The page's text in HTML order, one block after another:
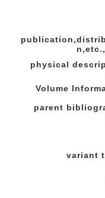
physical
Volume
parent
variant